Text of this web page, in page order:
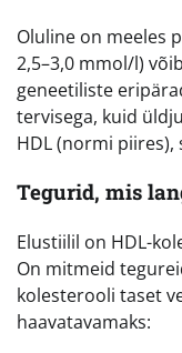
Oluline on meeles
2,5–3,0 mmol/l)
geneetiliste
tervisega, kuid
HDL (normi piires),
Tegurid, mis
Elustiilil on HDL-
On mitmeid
kolesterooli taset
haavatavamaks: